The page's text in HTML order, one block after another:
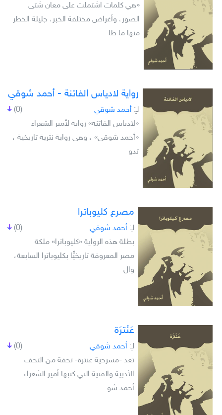
«هي كلمات اشتملت على معان شتى
الصور، وأغراض مختلفة الخبر، جليلة الخطر
منها ما طا
رواية لادياس الفاتنة - أحمد شوقي
(0) لـِ:أحمد شوقي
«لادياس الفاتنة» رواية لأمير الشعراء
«أحمد شوقى» ، وهى رواية نثرية تاريخية ،
تدو
مصرع كليوباترا
(0) لـِ: أحمد شوقي
بطلة هذه الرواية «كليوباترا» ملكة
مصر المعروفة تاريخيًّا بكليوباترا السابعة،
وال
عَنْترَة
(0) لـِ: أحمد شوقي
تعد -مسرحية عنترة- تحفة من التحف
الأدبية والفنية التي كتبها أمير الشعراء
أحمد شو